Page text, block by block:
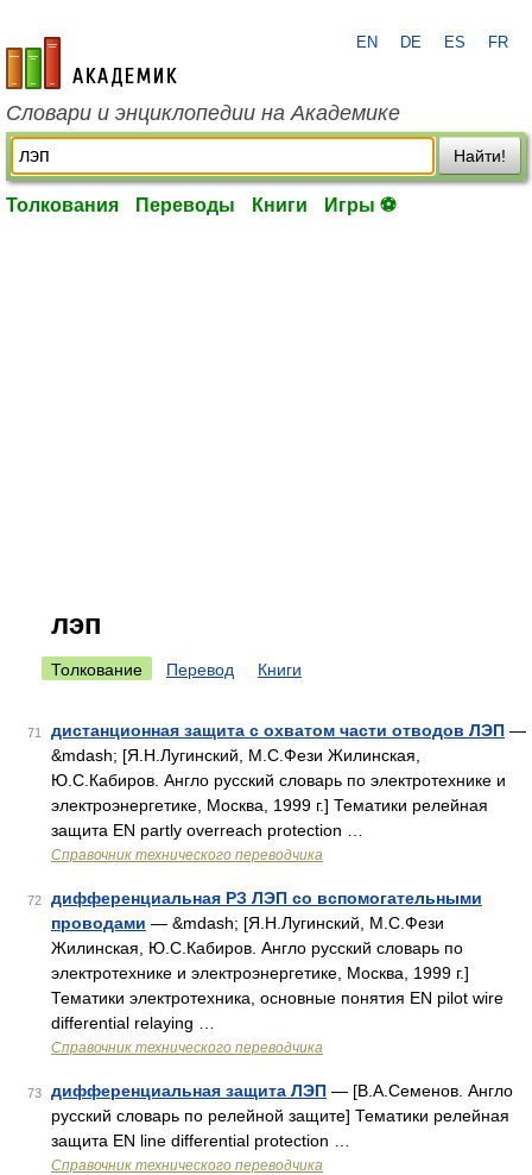
academic.ru
EN DE ES FR
Словари и энциклопедии на Академике
Найти!
Толкования Переводы Книги Игры ⚽
лэп
Толкование Перевод Книги
71 дистанционная защита с охватом части отводов ЛЭП —
&mdash; [Я.Н.Лугинский, М.С.Фези Жилинская,
Ю.С.Кабиров. Англо русский словарь по электротехнике и
электроэнергетике, Москва, 1999 г.] Тематики релейная
защита EN partly overreach protection …
Справочник технического переводчика
72
дифференциальная РЗ ЛЭП со вспомогательными
проводами — &mdash; [Я.Н.Лугинский, М.С.Фези
Жилинская, Ю.С.Кабиров. Англо русский словарь по
электротехнике и электроэнергетике, Москва, 1999 г.]
Тематики электротехника, основные понятия EN pilot wire
differential relaying …
Справочник технического переводчика
73 дифференциальная защита ЛЭП — [В.А.Семенов. Англо
русский словарь по релейной защите] Тематики релейная
защита EN line differential protection …
Справочник технического переводчика